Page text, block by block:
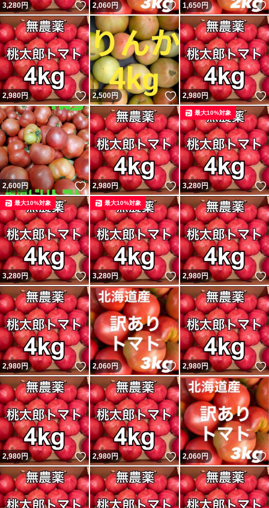
3,280円 いいね！
2,060円 いいね！
1,650円
2,980円 いいね！
2,500円 いいね！
2,980円
2,600円 いいね！
2,980円 いいね！
3,280円
最大10%対象
3,280円 いいね！
最大10%対象
3,280円 いいね！
最大10%対象
2,980円
2,980円 いいね！
2,060円 いいね！
2,980円
2,980円 いいね！
2,980円 いいね！
2,060円